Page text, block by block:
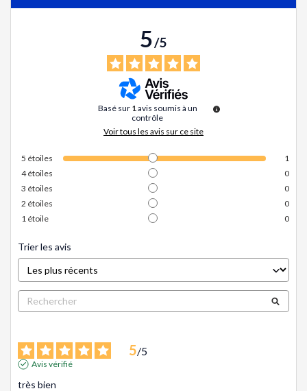
5/5
Basé sur 1 avis soumis à un
contrôle
Voir tous les avis sur ce site
5 étoiles
1
4étoiles
0
3 étoiles
0
2 étoiles
0
1 étoile 0
Trier les avis
5/5
Avis vérifié
très bien